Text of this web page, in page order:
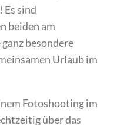
Es sind
beiden am
besondere
Urlaub im
Fotoshooting im
über das